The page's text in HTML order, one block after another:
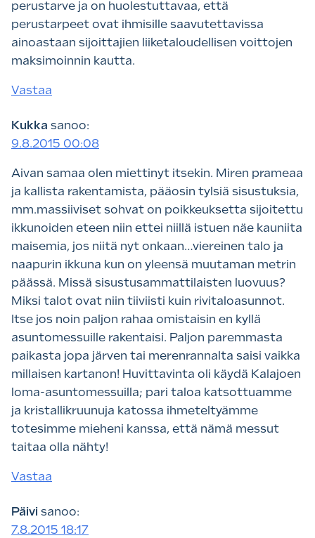
perustarve ja on huolestuttavaa, että
perustarpeet ovat ihmisille saavutettavissa
ainoastaan sijoittajien liiketaloudellisen voittojen
maksimoinnin kautta.
Vastaa
Kukka sanoo:
9.8.2015 00:08
Aivan samaa olen miettinyt itsekin. Miren prameaa
ja kallista rakentamista, pääosin tylsiä sisustuksia,
mm.massiiviset sohvat on poikkeuksetta sijoitettu
ikkunoiden eteen niin ettei niillä istuen näe kauniita
maisemia, jos niitä nyt onkaan…viereinen talo ja
naapurin ikkuna kun on yleensä muutaman metrin
päässä. Missä sisustusammattilaisten luovuus?
Miksi talot ovat niin tiiviisti kuin rivitaloasunnot.
Itse jos noin paljon rahaa omistaisin en kyllä
asuntomessuille rakentaisi. Paljon paremmasta
paikasta jopa järven tai merenrannalta saisi vaikka
millaisen kartanon! Huvittavinta oli käydä Kalajoen
loma-asuntomessuilla; pari taloa katsottuamme
ja kristallikruunuja katossa ihmeteltyämme
totesimme mieheni kanssa, että nämä messut
taitaa olla nähty!
Vastaa
Päivi sanoo:
7.8.2015 18:17